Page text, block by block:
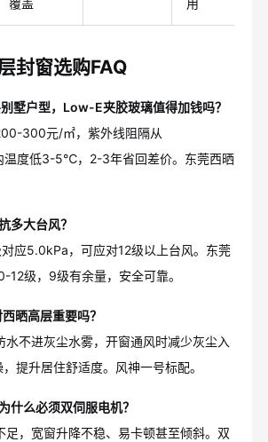
覆盖 用
封窗选购FAQ
墅户型，Low-E夹胶玻璃值得加钱吗？
300元/㎡，紫外线阻隔从
度低3-5℃，2-3年省回差价。东莞西晒
多大台风？
应5.0kPa，可应对12级以上台风。东莞
12级，9级有余量，安全可靠。
晒高层重要吗？
水不进灰尘水雾，开窗通风时减少灰尘入
提升居住舒适度。风神一号标配。
什么必须双伺服电机？
足，宽窗升降不稳、易卡顿甚至倾斜。双